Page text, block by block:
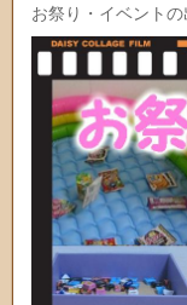
お祭り・イベント